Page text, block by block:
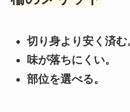
切り身より安く済む
味が落ちにくい。
部位を選べる。